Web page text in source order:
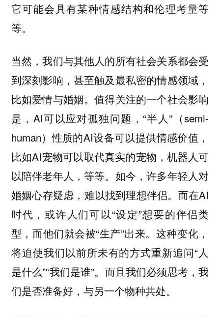
它可能会具有某种情感结构和伦理考量等
等。
当然，我们与其他人的所有社会关系都会受
到深刻影响，甚至触及最私密的情感领域，
比如爱情与婚姻。值得关注的一个社会影响
是，AI可以应对孤独问题，“半人”（semi-
human）性质的AI设备可以提供情感价值，
比如AI宠物可以取代真实的宠物，机器人可
以陪伴老年人，等等。如今，许多年轻人对
婚姻心存疑虑，难以找到理想伴侣。而在AI
时代，或许人们可以“设定”想要的伴侣类
型，而他们就会被“生产”出来。这种变化，
将迫使我们以前所未有的方式重新追问“人
是什么”“我们是谁”。而且我们必须思考，我
们是否准备好，与另一个物种共处。